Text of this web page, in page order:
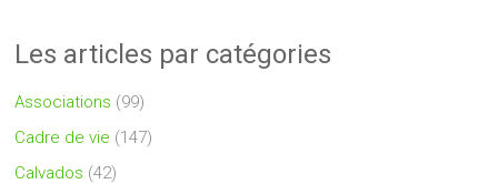
Les articles par catégories
Associations (99)
Cadre de vie (147)
Calvados (42)